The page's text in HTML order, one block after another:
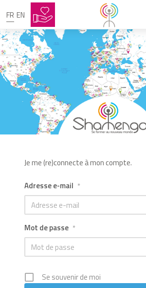
FR EN
Je me (re)connecte à mon compte.
Adresse e-mail *
Mot de passe *
Se souvenir de moi